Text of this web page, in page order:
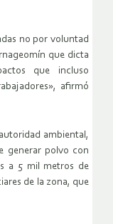
no por voluntad
que dicta
que incluso
afirmó
ambiental,
generar polvo con
a 5 mil metros de
de la zona, que